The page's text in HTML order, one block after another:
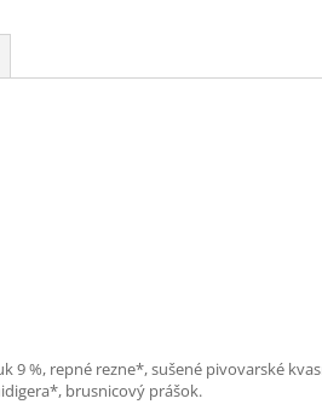
%, repné rezne*, sušené pivovarské
brusnicový prášok.